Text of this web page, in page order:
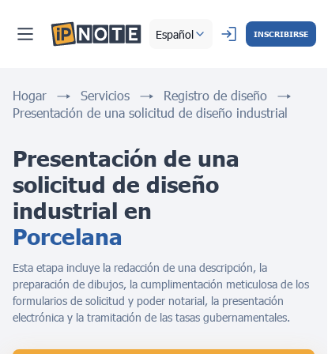
Español INSCRIBIRSE
Hogar Servicios
Registro de diseño
Presentación de una solicitud de diseño industrial
Presentación de una
solicitud de diseño
industrial en
Porcelana
Esta etapa incluye la redacción de una descripción, la
preparación de dibujos, la cumplimentación meticulosa de los
formularios de solicitud y poder notarial, la presentación
electrónica y la tramitación de las tasas gubernamentales.